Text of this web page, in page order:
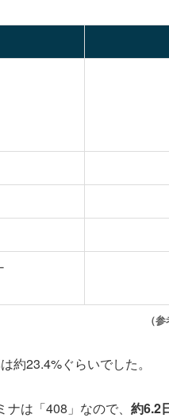
（
約23.4%ぐらいでした。
は「408」なので、 約6.2